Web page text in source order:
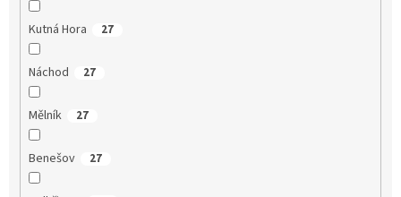
Kutná Hora 27
Náchod 27
Mělník 27
Benešov 27